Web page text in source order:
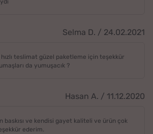
Selma D. / 24.02.2021
teslimat güzel paketleme için teşekkür
da yumuşacık ?
Hasan A. / 11.12.2020
baskısı ve kendisi gayet kaliteli ve ürün çok
ederim.